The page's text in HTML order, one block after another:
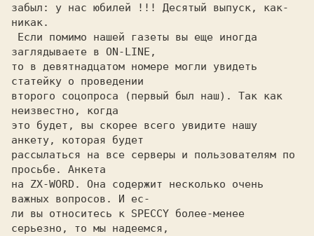
забыл: у нас юбилей !!! Десятый выпуск, как-
никак.
заглядываете в ON-LINE,
то в девятнадцатом номере могли увидеть
статейку о проведении
второго соцопроса (первый был наш). Так как
неизвестно, когда
это будет, вы скорее всего увидите нашу
анкету, которая будет
рассылаться на все серверы и пользователям по
просьбе. Анкета
на ZX-WORD. Она содержит несколько очень
важных вопросов. И ес-
ли вы относитесь к SPECCY более-менее
серьезно, то мы надеемся,